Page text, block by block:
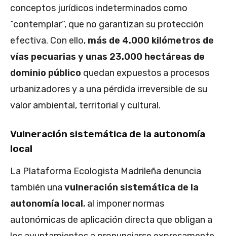
conceptos jurídicos indeterminados como
“contemplar”, que no garantizan su protección
efectiva. Con ello, más de 4.000 kilómetros de
vías pecuarias y unas 23.000 hectáreas de
dominio público quedan expuestos a procesos
urbanizadores y a una pérdida irreversible de su
valor ambiental, territorial y cultural.
Vulneración sistemática de la autonomía
local
La Plataforma Ecologista Madrileña denuncia
también una vulneración sistemática de la
autonomía local, al imponer normas
autonómicas de aplicación directa que obligan a